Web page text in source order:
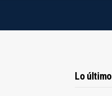
Lo último